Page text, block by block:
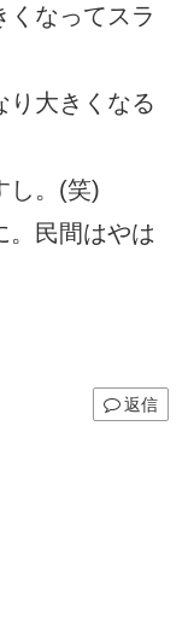
くなってスラ
り大きくなる
し。(笑)
。民間はやは
返信